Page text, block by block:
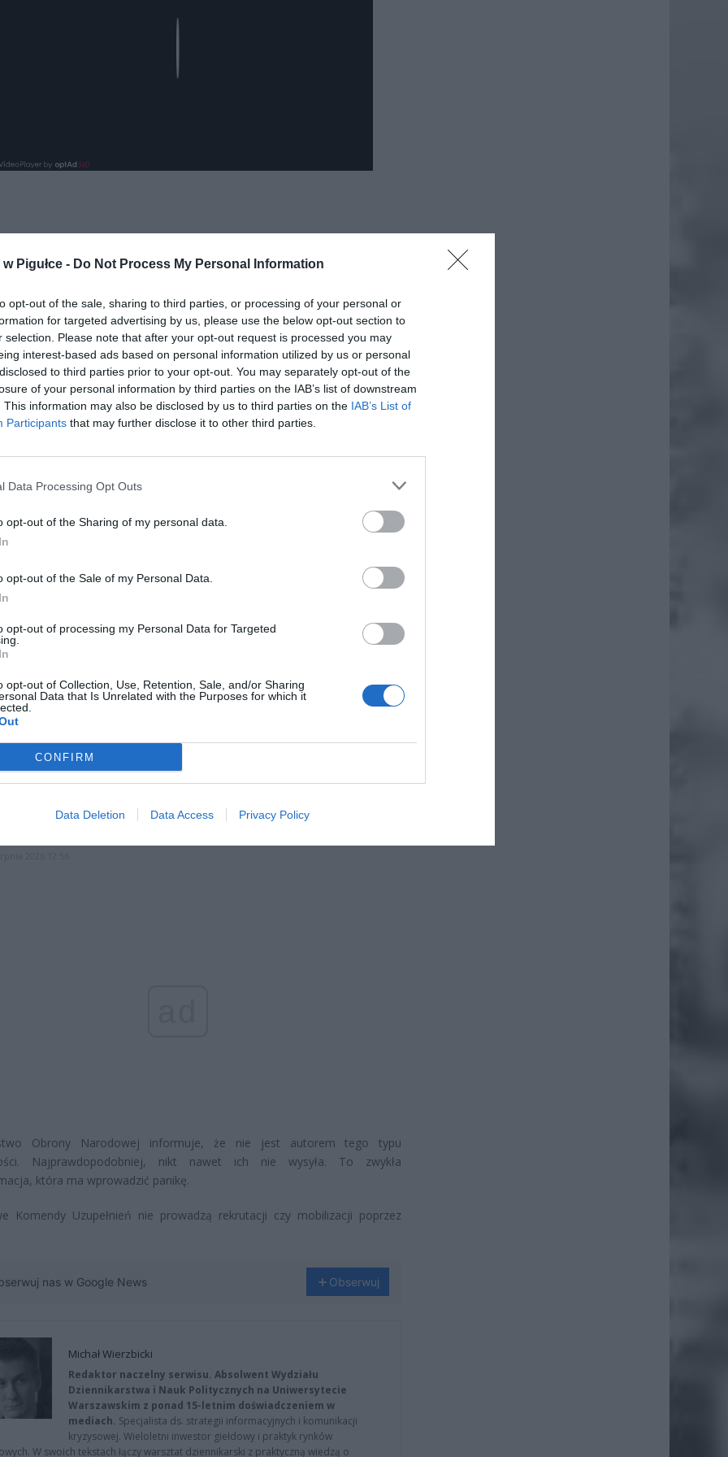
Pigułce - Do Not Process My Personal Information
opt-out of the sale, sharing to third parties, or processing of your personal or
for targeted advertising by us, please use the below opt-out section to
selection. Please note that after your opt-out request is processed you may
interest-based ads based on personal information utilized by us or personal
to third parties prior to your opt-out. You may separately opt-out of the
of your personal information by third parties on the IAB’s list of downstream
This information may also be disclosed by us to third parties on the IAB’s List of
Participants that may further disclose it to other third parties.
Data Processing Opt Outs
opt-out of the Sharing of my personal data.
opt-out of the Sale of my Personal Data.
opt-out of processing my Personal Data for Targeted
opt-out of Collection, Use, Retention, Sale, and/or Sharing
Data that Is Unrelated with the Purposes for which it
CONFIRM
Data Deletion Data Access Privacy Policy
ad
nas do preferowanych źródeł w Google
raz w sieci pojawiają się FAŁSZYWE SMS-y dot. natychmiastowego
w siedzibach Wojskowych Komend Uzupełnień. To FAŁSZYWE
#StopFakeNews #fejkoodporni https://t.co/8HVh2sz85F
RÓWNIEŻ:
przecenił hit do kuchni. Air fryer tańszy aż o 150 zł, a to dopiero
2026 16:06
dla milionów polskich rodzin. ZUS wypłacił już 173 mln zł.
Obrony Narodowej informuje, że nie jest autorem tego typu
Najprawdopodobniej, nikt nawet ich nie wysyła. To zwykła
która ma wprowadzić panikę.
Komendy Uzupełnień nie prowadzą rekrutacji czy mobilizacji poprzez
nas w Google News Obserwuj
Michał Wierzbicki
Redaktor naczelny serwisu. Absolwent Wydziału
Dziennikarstwa i Nauk Politycznych na Uniwersytecie
Warszawskim z ponad 15-letnim doświadczeniem w
mediach. Specjalista ds. strategii informacyjnych i komunikacji
kryzysowej. Wieloletni inwestor giełdowy i praktyk rynków
W swoich tekstach łączy warsztat dziennikarski z praktyczną wiedzą o